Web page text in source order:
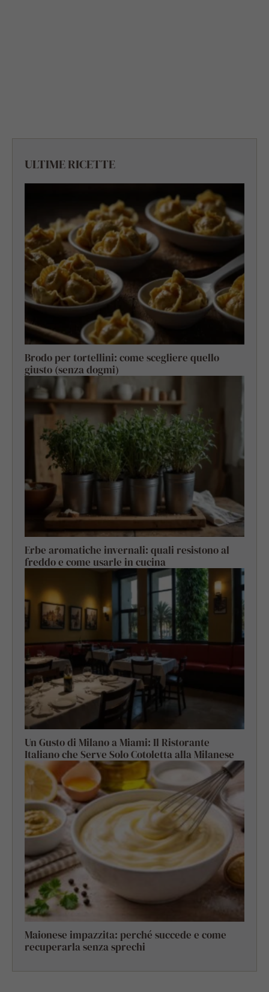
ULTIME RICETTE
Brodo per tortellini: come scegliere quello
giusto (senza dogmi)
Erbe aromatiche invernali: quali resistono al
freddo e come usarle in cucina
Un Gusto di Milano a Miami: Il Ristorante
Italiano che Serve Solo Cotoletta alla Milanese
Maionese impazzita: perché succede e come
recuperarla senza sprechi